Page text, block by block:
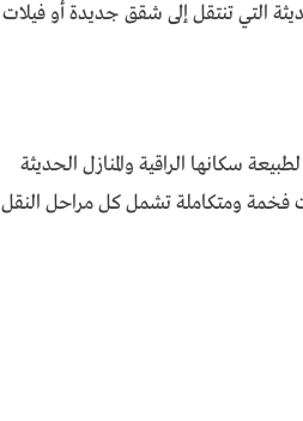
التي تنتقل إلى شقق جديدة أو فيلات
سكانها الراقية والمنازل الحديثة
فخمة ومتكاملة تشمل كل مراحل النقل